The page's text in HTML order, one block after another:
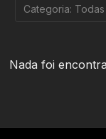
Nada foi